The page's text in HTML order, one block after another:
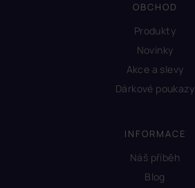
OBCHOD
Produkty
Novinky
Akce a slevy
Dárkové poukazy
INFORMACE
Náš příběh
Blog